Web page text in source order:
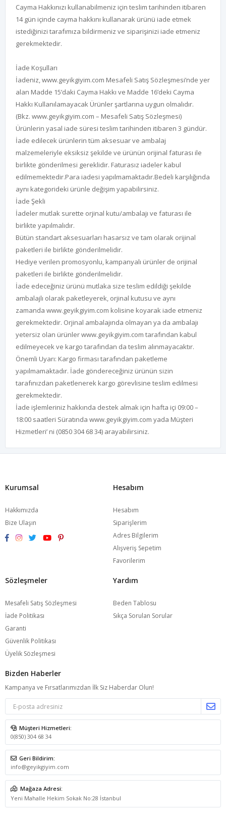
Cayma Hakkınızı kullanabilmeniz için teslim tarihinden itibaren
14 gün içinde cayma hakkını kullanarak ürünü iade etmek
istediğinizi tarafımıza bildirmeniz ve siparişinizi iade etmeniz
gerekmektedir.
İade Koşulları
İadeniz,www.geyikgiyim.com Mesafeli Satış Sözleşmesi’nde yer
alan Madde 15’daki Cayma Hakkı ve Madde 16’deki Cayma
Hakkı Kullanılamayacak Ürünler şartlarına uygun olmalıdır.
(Bkz. www.geyikgiyim.com – Mesafeli Satış Sözleşmesi)
Ürünlerin yasal iade süresi teslim tarihinden itibaren 3 gündür.
İade edilecek ürünlerin tüm aksesuar ve ambalaj
malzemeleriyle eksiksiz şekilde ve ürünün orijinal faturası ile
birlikte gönderilmesi gereklidir. Faturasız iadeler kabul
edilmemektedir.Para iadesi yapılmamaktadır.Bedeli karşılığında
aynı kategorideki ürünle değişim yapabilirsiniz.
İade Şekli
İadeler mutlak surette orjinal kutu/ambalajı ve faturası ile
birlikte yapılmalıdır.
Bütün standart aksesuarları hasarsız ve tam olarak orijinal
paketleri ile birlikte gönderilmelidir.
Hediye verilen promosyonlu, kampanyalı ürünler de orijinal
paketleri ile birlikte gönderilmelidir.
İade edeceğiniz ürünü mutlaka size teslim edildiği şekilde
ambalajlı olarak paketleyerek, orjinal kutusu ve aynı
zamanda www.geyikgiyim.com kolisine koyarak iade etmeniz
gerekmektedir. Orjinal ambalajında olmayan ya da ambalajı
yetersiz olan ürünlerwww.geyikgiyim.com tarafından kabul
edilmeyecek ve kargo tarafından da teslim alınmayacaktır.
Önemli Uyarı: Kargo firması tarafından paketleme
yapılmamaktadır. İade göndereceğiniz ürünün sizin
tarafınızdan paketlenerek kargo görevlisine teslim edilmesi
gerekmektedir.
İade işlemleriniz hakkında destek almak için hafta içi 09:00 –
18:00 saatleri Süratında www.geyikgiyim.com yada Müşteri
Hizmetleri’ ni (0850 304 68 34) arayabilirsiniz.
Kurumsal
Hakkımızda
Bize Ulaşın
Hesabım
Hesabım
Siparişlerim
Adres Bilgilerim
Alışveriş Sepetim
Favorilerim
Sözleşmeler
Mesafeli Satış Sözleşmesi
İade Politikası
Garanti
Güvenlik Politikası
Üyelik Sözleşmesi
Yardım
Beden Tablosu
Sıkça Sorulan Sorular
Bizden Haberler
Kampanya ve Fırsatlarımızdan İlk Siz Haberdar Olun!
Müşteri Hizmetleri:
0(850) 304 68 34
Geri Bildirim:
info@geyikgiyim.com
Mağaza Adresi:
Yeni Mahalle Hekim Sokak No:28 İstanbul